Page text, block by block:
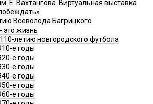
Е. Вахтангова. Виртуальная выставка
Всеволода Багрицкого
это жизнь
летию новгородского футбола
е годы
е годы
е годы
е годы
е годы
е годы